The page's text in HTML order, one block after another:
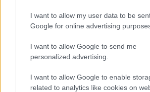
I want to allow my user data to be
Google for online advertising
I want to allow Google to send me
personalized advertising.
I want to allow Google to enable
related to analytics like cookies on
konurentsis on õnnestunud tänu
meeskonnavaimule ja sujuvale
Koos seisame selle eest, et Isolta
ärilahendus jätkab meie ettevõtte
vajadustest ja soovidest.